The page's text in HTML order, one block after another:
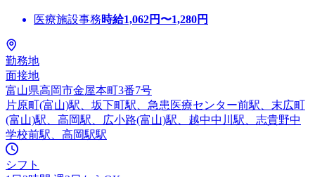
医療施設事務時給1,062円〜1,280円
勤務地
面接地
富山県高岡市金屋本町3番7号
片原町(富山)駅、坂下町駅、急患医療センター前駅、末広町
(富山)駅、高岡駅、広小路(富山)駅、越中中川駅、志貴野中
学校前駅、高岡駅駅
シフト